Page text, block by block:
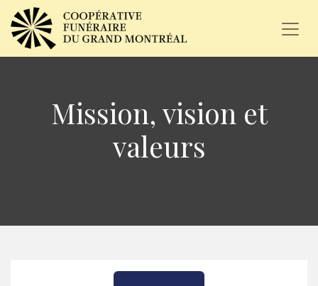
Mission, vision et
valeurs